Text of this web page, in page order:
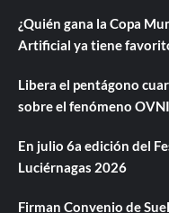
¿Quién gana la Copa
Artificial ya tiene
Libera el pentágono
sobre el fenómeno OVNI
En julio 6a edición del
Luciérnagas 2026
Firman Convenio de